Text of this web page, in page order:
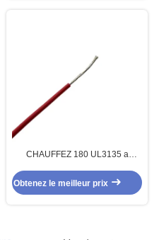
CHAUFFEZ 180 UL3135 a
températures 16AWG 273/0,08
de silicone
Obtenez le meilleur prix